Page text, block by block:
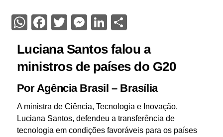
WhatsApp
Facebook
Twitter
Messenger
LinkedIn
Share
Luciana Santos falou a
ministros de países do G20
Por Agência Brasil – Brasília
A ministra de Ciência, Tecnologia e Inovação,
Luciana Santos, defendeu a transferência de
tecnologia em condições favoráveis para os países